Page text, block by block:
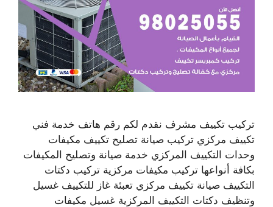
تركيب تكييف مشرف نقدم لكم رقم هاتف خدمة فني
تكييف مركزي تركيب صيانة تصليح تكييف مكيفات
وحدات التكييف المركزي خدمة صيانة وتصليح المكيفات
بكافة أنواعها تركيب مكيفات مركزية تركيب دكتات
التكييف صيانة تكييف مركزي تعبئة غاز للتكييف غسيل
وتنظيف دكتات التكييف المركزية غسيل مكيفات